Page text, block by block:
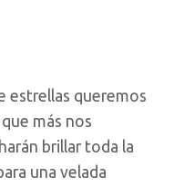
estrellas queremos
más nos
brillar toda la
una velada